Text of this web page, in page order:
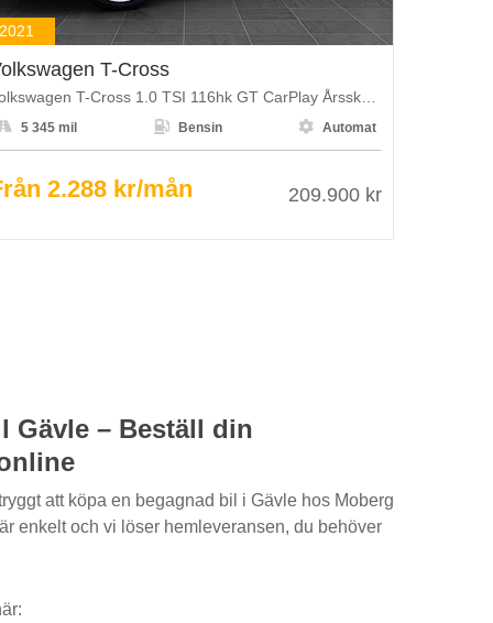
2021
T-Cross
5 345 mil  Bensin  Automat
2.288 kr/mån 209.900 kr
Gävle – Beställ din
att köpa en begagnad bil i Gävle hos Moberg
enkelt och vi löser hemleveransen, du behöver